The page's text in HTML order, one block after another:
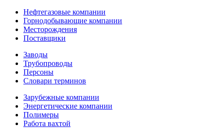
Нефтегазовые компании
Горнодобывающие компании
Месторождения
Поставщики
Заводы
Трубопроводы
Персоны
Словари терминов
Зарубежные компании
Энергетические компании
Полимеры
Работа вахтой